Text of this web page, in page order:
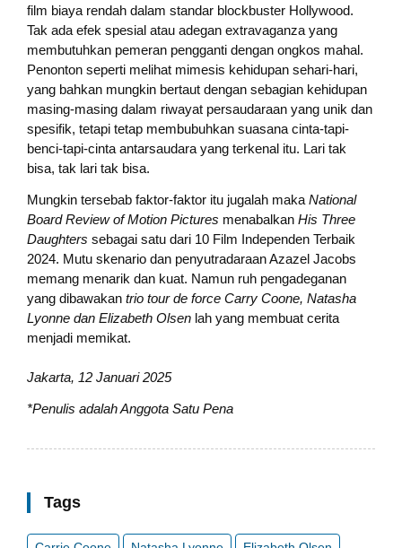
film biaya rendah dalam standar blockbuster Hollywood.
Tak ada efek spesial atau adegan extravaganza yang
membutuhkan pemeran pengganti dengan ongkos mahal.
Penonton seperti melihat mimesis kehidupan sehari-hari,
yang bahkan mungkin bertaut dengan sebagian kehidupan
masing-masing dalam riwayat persaudaraan yang unik dan
spesifik, tetapi tetap membubuhkan suasana cinta-tapi-
benci-tapi-cinta antarsaudara yang terkenal itu. Lari tak
bisa, tak lari tak bisa.
Mungkin tersebab faktor-faktor itu jugalah makaNational
Board Review of Motion Pictures menabalkan His Three
Daughters sebagai satu dari 10 Film Independen Terbaik
2024. Mutu skenario dan penyutradaraan Azazel Jacobs
memang menarik dan kuat. Namun ruh pengadeganan
yang dibawakan trio tour de force Carry Coone, Natasha
Lyonne dan Elizabeth Olsen lah yang membuat cerita
menjadi memikat.
Jakarta, 12 Januari 2025
*Penulis adalah Anggota Satu Pena
Tags